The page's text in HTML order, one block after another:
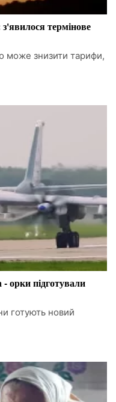
термінове
може знизити тарифи,
орки підготували
готують новий